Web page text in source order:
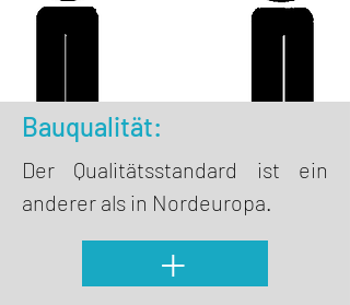
Bauqualität:
Der Qualitätsstandard ist ein
anderer als in Nordeuropa.
+